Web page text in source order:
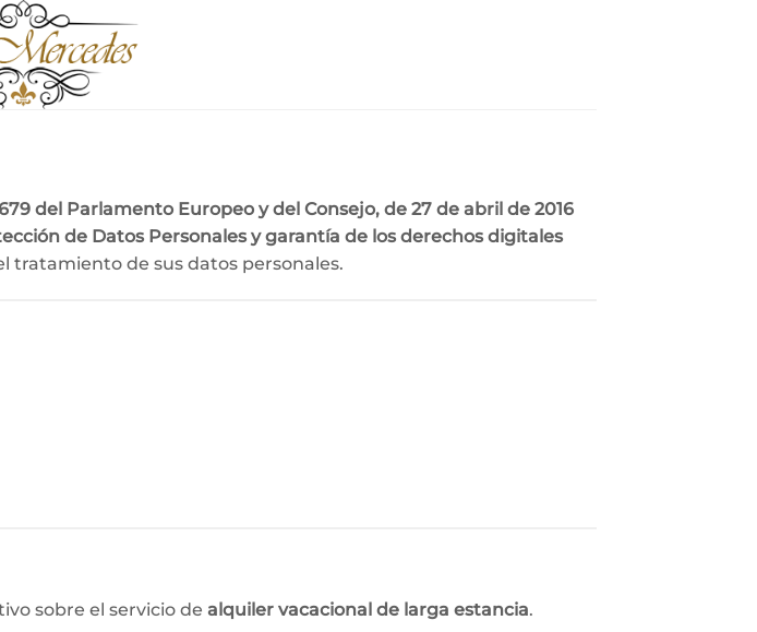
del Parlamento Europeo y del Consejo, de 27 de abril de 2016
de Datos Personales y garantía de los derechos digitales
tratamiento de sus datos personales.
sobre el servicio de alquiler vacacional de larga estancia.